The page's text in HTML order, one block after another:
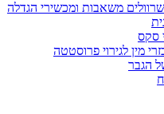
משאבות ומכשירי הגדלה
סקס
מין לגירוי פרוסטטה
הגבר